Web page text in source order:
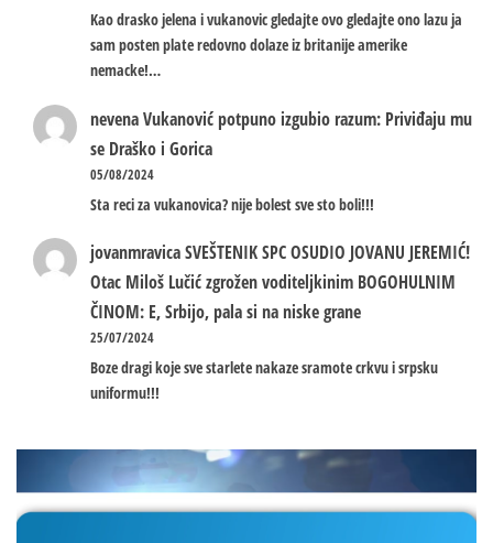
Kao drasko jelena i vukanovic gledajte ovo gledajte ono lazu ja
sam posten plate redovno dolaze iz britanije amerike
nemacke!…
nevenaVukanović potpuno izgubio razum: Priviđaju mu
se Draško i Gorica
05/08/2024
Sta reci za vukanovica? nije bolest sve sto boli!!!
jovanmravicaSVEŠTENIK SPC OSUDIO JOVANU JEREMIĆ!
Otac Miloš Lučić zgrožen voditeljkinim BOGOHULNIM
ČINOM: E, Srbijo, pala si na niske grane
25/07/2024
Boze dragi koje sve starlete nakaze sramote crkvu i srpsku
uniformu!!!